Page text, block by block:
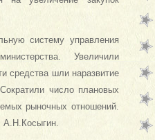
систему управления
Увеличили
средства шли наразвитие
число плановых
рыночных отношений.
А.Н.Косыгин.